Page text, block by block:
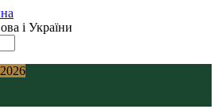
і України